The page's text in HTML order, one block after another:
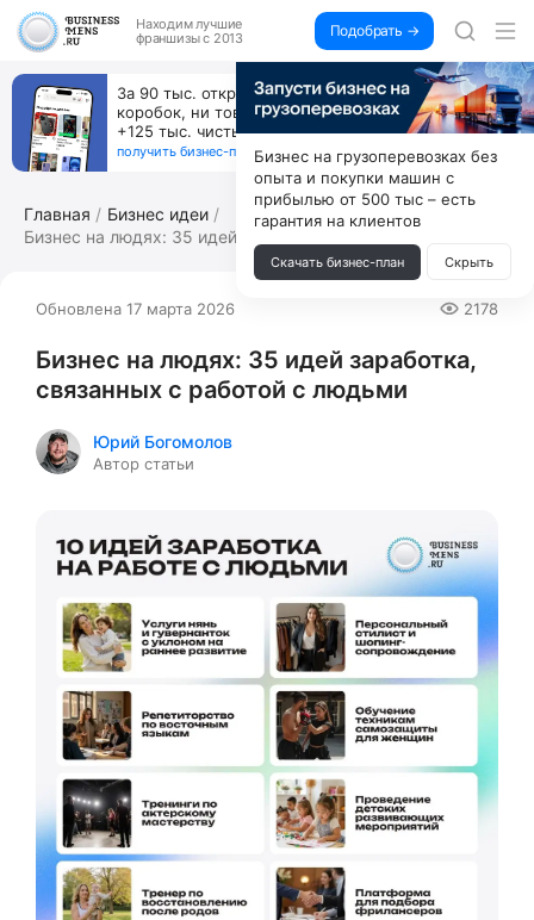
Находим лучшие
франшизы с 2013
Подобрать →
Пока все учатся пользоваться ИИ, вы можете
зарабатывать на их обучении по 500 тыс. каждый
месяц
получить бизнес-план ↓
Главная
Бизнес идеи
Бизнес на людях: 35 идей заработка, с...
Обновлена 17 марта 2026 2178
Бизнес на людях: 35 идей заработка,
связанных с работой с людьми
Юрий Богомолов
Автор статьи
Бизнес на грузоперевозках без
опыта и покупки машин с
прибылью от 500 тыс – есть
гарантия на клиентов
Скачать бизнес-план Скрыть